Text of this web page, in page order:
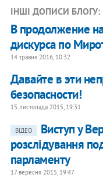
ІНШІ ДОПИСИ БЛОГУ:
В продолжение
дискурса по
14 травня 2016, 10:32
​Давайте в эти
безопасности!
15 листопада 2015, 19:31
ВІДЕО
Виступ у
розслідування
парламенту
17 вересня 2015, 19:47